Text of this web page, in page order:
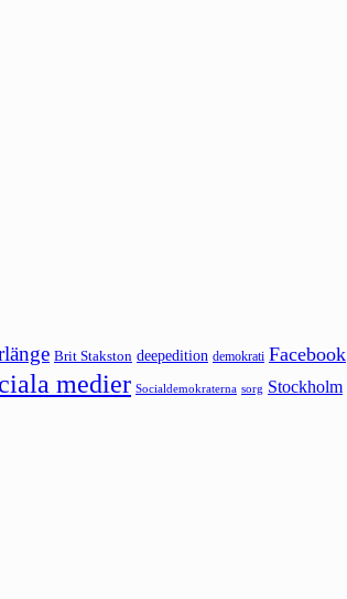
Brit Stakston deepedition demokrati Facebook
medier Socialdemokraterna sorg Stockholm